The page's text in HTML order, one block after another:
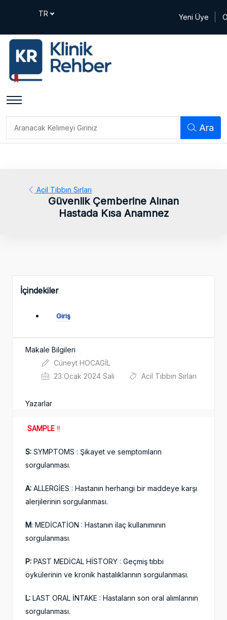
Yeni Üye
Ara
Acil Tıbbın Sırları
Güvenlik Çemberine Alınan
Hastada Kısa Anamnez
İçindekiler
Giriş
Makale Bilgileri
Cüneyt HOCAGİL
23 Ocak 2024 Salı
Acil Tıbbın Sırları
Yazarlar
SAMPLE ‼️
S: SYMPTOMS : Şikayet ve semptomların
sorgulanması.
A: ALLERGİES : Hastanın herhangi bir maddeye karşı
alerjilerinin sorgulanması.
M: MEDİCATİON : Hastanın ilaç kullanımının
sorgulanması.
P: PAST MEDİCAL HİSTORY : Geçmiş tıbbi
öykülerinin ve kronik hastalıklarının sorgulanması.
L: LAST ORAL İNTAKE : Hastaların son oral alımlarının
sorgulanması.